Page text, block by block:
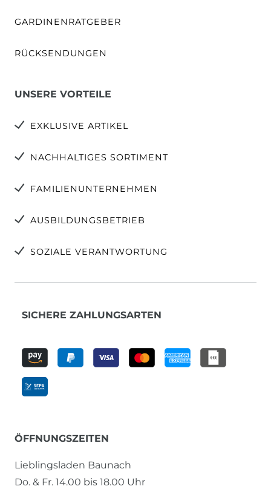
GARDINENRATGEBER
RÜCKSENDUNGEN
UNSERE VORTEILE
EXKLUSIVE ARTIKEL
NACHHALTIGES SORTIMENT
FAMILIENUNTERNEHMEN
AUSBILDUNGSBETRIEB
SOZIALE VERANTWORTUNG
SICHERE ZAHLUNGSARTEN
ÖFFNUNGSZEITEN
Lieblingsladen Baunach
Do. & Fr. 14.00 bis 18.00 Uhr